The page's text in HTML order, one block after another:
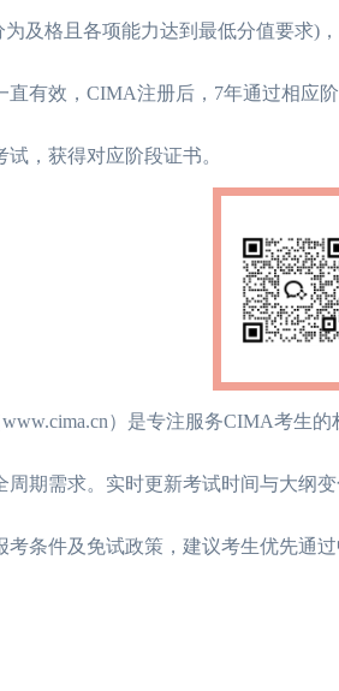
为及格且各项能力达到最低分值要求)
直有效，CIMA注册后，7年通过相应
，获得对应阶段证书。
）‌是专注服务CIMA考生
周期需求。实时更新考试时间与大
考条件及免试政策，建议考生优先通